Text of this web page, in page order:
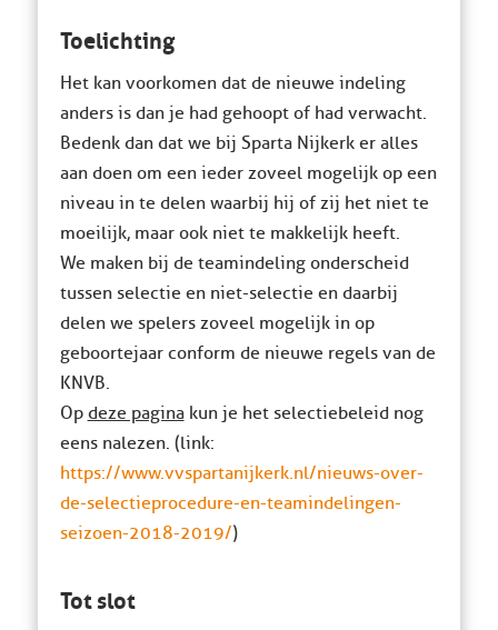
Toelichting
Het kan voorkomen dat de nieuwe indeling
anders is dan je had gehoopt of had verwacht.
Bedenk dan dat we bij Sparta Nijkerk er alles
aan doen om een ieder zoveel mogelijk op een
niveau in te delen waarbij hij of zij het niet te
moeilijk, maar ook niet te makkelijk heeft.
We maken bij de teamindeling onderscheid
tussen selectie en niet-selectie en daarbij
delen we spelers zoveel mogelijk in op
geboortejaar conform de nieuwe regels van de
KNVB.
Op deze paginakun je het selectiebeleid nog
eens nalezen. (link:
https://www.vvspartanijkerk.nl/nieuws-over-
de-selectieprocedure-en-teamindelingen-
seizoen-2018-2019/)
Tot slot